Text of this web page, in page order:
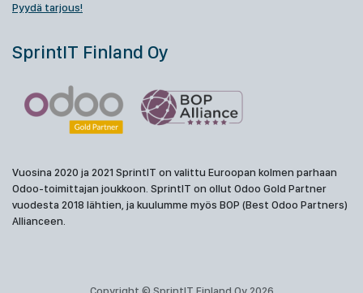
Pyydä tarjous!
SprintIT Finland Oy
Vuosina 2020 ja 2021 SprintIT on valittu Euroopan kolmen parhaan
Odoo-toimittajan joukkoon. SprintIT on ollut Odoo Gold Partner
vuodesta 2018 lähtien, ja kuulumme myös BOP (Best Odoo Partners)
Allianceen.
Copyright © SprintIT Finland Oy 2026